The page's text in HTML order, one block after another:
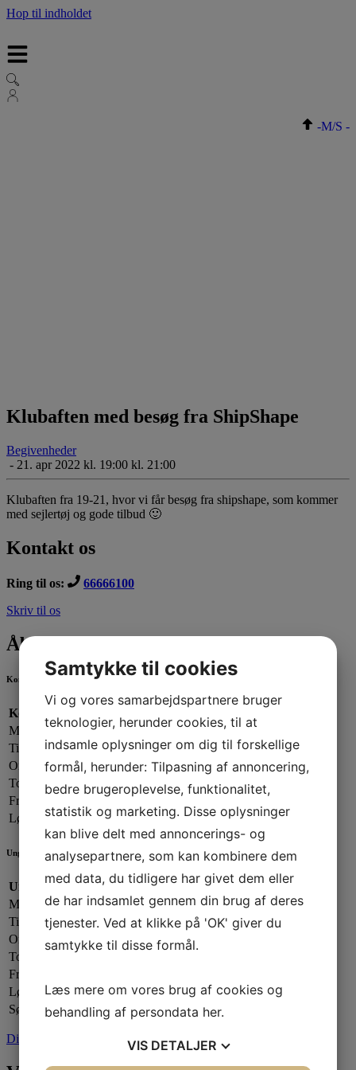
Hop til indholdet
-M/S -
Klubaften med besøg fra ShipShape
Begivenheder
- 21. apr 2022 kl. 19:00 kl. 21:00
Klubaften fra 19-21, hvor vi får besøg fra shipshape, som kommer
med sejlertøj og gode tilbud 🙂
Kontakt os
Ring til os:
66666100
Skriv til os
Åbningstider
Kontorets åbningstider
Kontorets åbningstider:
Mandag:
13.00 - 19.00
Tirsdag:
13.00 - 17.00
Onsdag:
09.00 - 13.00
Torsdag:
13.00 - 17.00
Fredag:
13.00 - 16.00
Lørdag - Søndag:
Lukket
Ungdomsafdelingen
Ungdomsafdelingen:
Mandag:
17.00 - 20.00
Tirsdag:
Lukket
Onsdag:
17.00 - 20.00
Torsdag:
17.00 - 21.00
Fredag:
Lørdag:
Efter aftale
Søndag:
Lukket
Din sejlklub
Samtykke til cookies
Vi og vores samarbejdspartnere bruger
teknologier, herunder cookies, til at
indsamle oplysninger om dig til forskellige
formål, herunder: Tilpasning af annoncering,
bedre brugeroplevelse, funktionalitet,
statistik og marketing. Disse oplysninger
kan blive delt med annoncerings- og
analysepartnere, som kan kombinere dem
med data, du tidligere har givet dem eller
de har indsamlet gennem din brug af deres
tjenester. Ved at klikke på 'OK' giver du
samtykke til disse formål.
Læs mere om vores brug af cookies og
behandling af persondata her.
VIS DETALJER